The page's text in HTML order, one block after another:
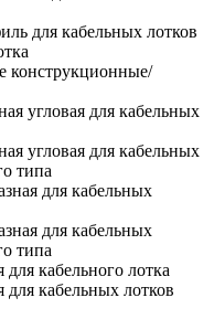
для кабельных лотков
конструкционные/
угловая для кабельных
угловая для кабельных
типа
для кабельных
для кабельных
типа
кабельного лотка
для кабельных лотков